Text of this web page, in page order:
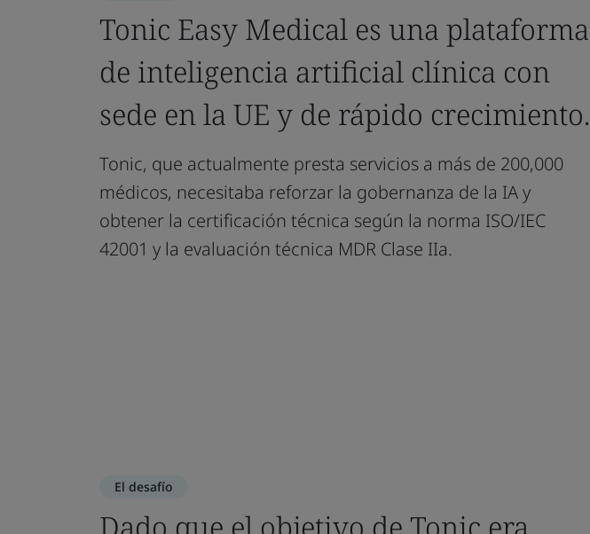
Tonic Easy Medical es una plataforma
de inteligencia artificial clínica con
sede en la UE y de rápido crecimiento.
Tonic, que actualmente presta servicios a más de 200,000
médicos, necesitaba reforzar la gobernanza de la IA y
obtener la certificación técnica según la norma ISO/IEC
42001 y la evaluación técnica MDR Clase IIa.
El desafío